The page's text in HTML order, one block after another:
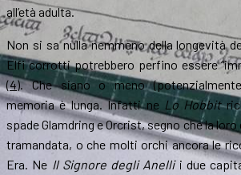
all’età adulta.
Non si sa nulla nemmeno della longevità
Elfi corrotti potrebbero perfino essere
(4). Che siano o meno
memoria è lunga. Infatti ne Lo Hobbit
spade Glamdring e Orcrist, segno che la
tramandata, o che molti orchi ancora le
Era. Ne Il Signore degli Anellii due